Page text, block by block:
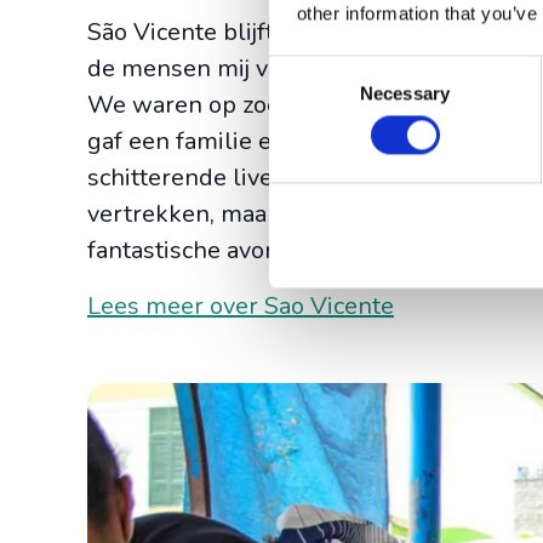
other information that
Selection
Necessary
São Vicente blijft mijn favoriete eiland.
de mensen mij verrassen. De laatste
We waren op zoek naar een bar. Het
gaf een familie een afscheidsfeestje
schitterende livemuziek, gezelligheid
vertrekken, maar ze nodigden ons uit
fantastische avond tot in de vroege uurtjes
Lees meer over Sao Vicente